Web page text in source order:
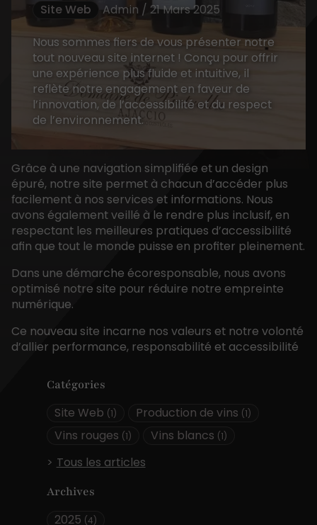
Catégories
Site Web (1) Production de vins (1)
Vins rouges (1) Vins blancs (1)
Tous les articles
Archives
2025 (4)
Site Web
Admin / 21 Mars 2025
Nous sommes fiers de vous présenter notre
tout nouveau site internet ! Conçu pour offrir
une expérience plus fluide et intuitive, il
reflète notre engagement en faveur de
l’innovation, de l’accessibilité et du respect
de l’environnement.
Grâce à une navigation simplifiée et un design
épuré, notre site permet à chacun d’accéder plus
facilement à nos services et informations. Nous
avons également veillé à le rendre plus inclusif, en
respectant les meilleures pratiques d’accessibilité
afin que tout le monde puisse en profiter pleinement.
Dans une démarche écoresponsable, nous avons
optimisé notre site pour réduire notre empreinte
numérique.
Ce nouveau site incarne nos valeurs et notre volonté
d’allier performance, responsabilité et accessibilité